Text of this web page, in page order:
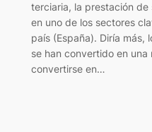
terciaria, la prestación
en uno de los sectores
país (España). Diría más,
se han convertido en
convertirse en…